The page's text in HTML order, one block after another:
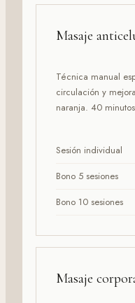
Masaje
Técnica manual
circulación y
naranja. 40
Sesión individual
Bono 5 sesiones
Bono 10 sesiones
Masaje